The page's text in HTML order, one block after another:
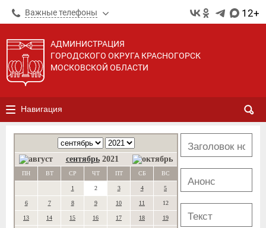
Важные телефоны 12+
АДМИНИСТРАЦИЯ
ГОРОДСКОГО ОКРУГА КРАСНОГОРСК
МОСКОВСКОЙ ОБЛАСТИ
Навигация
сентябрь 2021
ПН ВТ СР ЧТ ПТ СБ ВС
1 2 3 4 5
6 7 8 9 10 11 12
13 14 15 16 17 18 19